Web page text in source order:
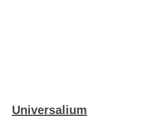
Universalium